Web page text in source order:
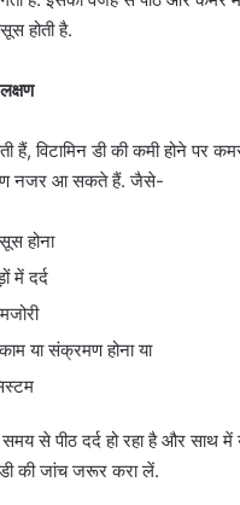
होती है.
हैं, विटामिन डी की कमी होने पर
नजर आ सकते हैं. जैसे-
होना
में दर्द
या संक्रमण होना या
से पीठ दर्द हो रहा है और साथ में
डी की जांच जरूर करा लें.